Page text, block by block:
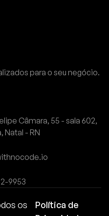
para o seu negócio.
Câmara, 55 - sala 602,
Natal - RN
9953
os
Política de